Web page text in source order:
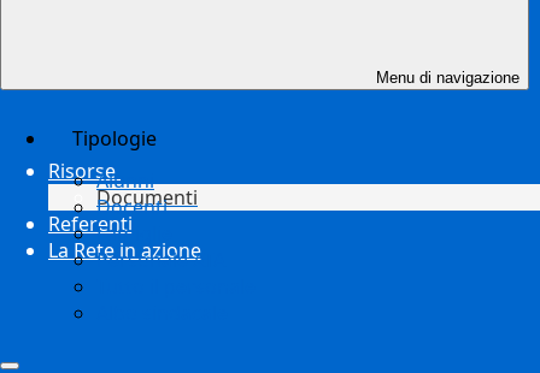
Risorse
Documenti
Referenti
La Rete in azione
Menu di navigazione
Tipologie
Alunni
Docenti
Famiglie
Personale ATA